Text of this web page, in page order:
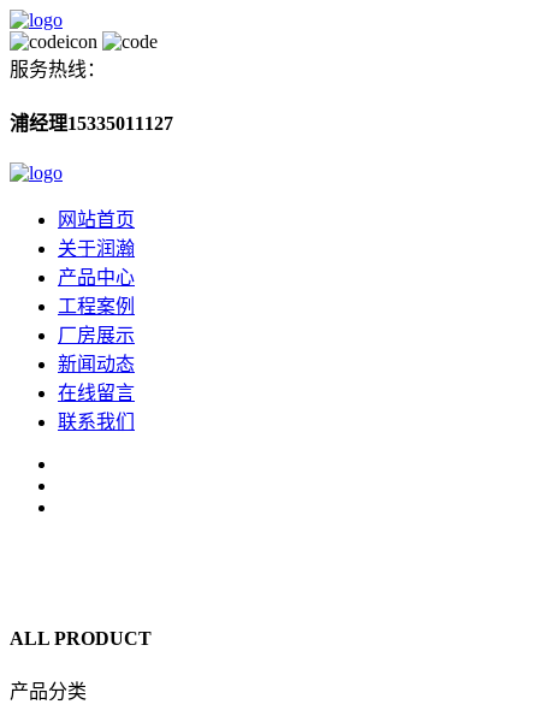
服务热线：
浦经理15335011127
网站首页
关于润瀚
产品中心
工程案例
厂房展示
新闻动态
在线留言
联系我们
ALL PRODUCT
产品分类